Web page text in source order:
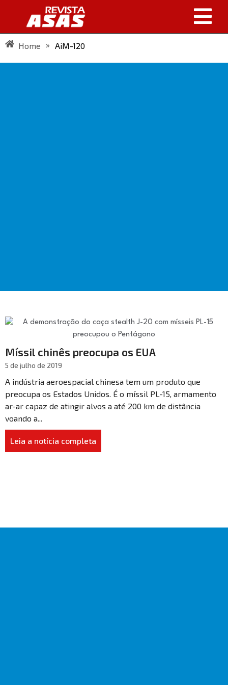
Home » AiM-120
Míssil chinês preocupa os EUA
5 de julho de 2019
A indústria aeroespacial chinesa tem um produto que
preocupa os Estados Unidos. É o míssil PL-15, armamento
ar-ar capaz de atingir alvos a até 200 km de distância
voando a...
Leia a notícia completa